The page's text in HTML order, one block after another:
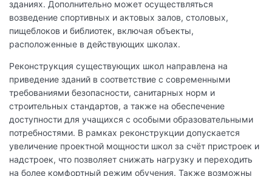
зданиях. Дополнительно может осуществляться
возведение спортивных и актовых залов, столовых,
пищеблоков и библиотек, включая объекты,
расположенные в действующих школах.
Реконструкция существующих школ направлена на
приведение зданий в соответствие с современными
требованиями безопасности, санитарных норм и
строительных стандартов, а также на обеспечение
доступности для учащихся с особыми образовательными
потребностями. В рамках реконструкции допускается
увеличение проектной мощности школ за счёт пристроек и
надстроек, что позволяет снижать нагрузку и переходить
на более комфортный режим обучения. Также возможны